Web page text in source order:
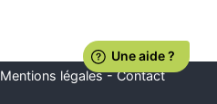
Mentions légales-Contact